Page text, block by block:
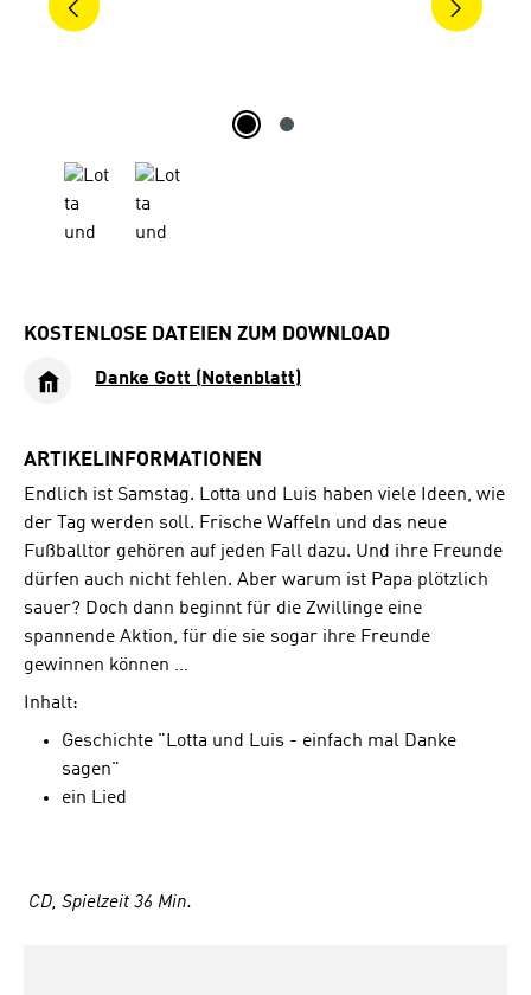
KOSTENLOSE DATEIEN ZUM DOWNLOAD
Danke Gott (Notenblatt)
ARTIKELINFORMATIONEN
Endlich ist Samstag. Lotta und Luis haben viele Ideen, wie
der Tag werden soll. Frische Waffeln und das neue
Fußballtor gehören auf jeden Fall dazu. Und ihre Freunde
dürfen auch nicht fehlen. Aber warum ist Papa plötzlich
sauer? Doch dann beginnt für die Zwillinge eine
spannende Aktion, für die sie sogar ihre Freunde
gewinnen können …
Inhalt:
Geschichte "Lotta und Luis - einfach mal Danke
sagen"
ein Lied
CD, Spielzeit 36 Min.